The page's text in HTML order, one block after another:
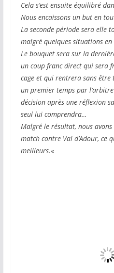
Cela s’est ensuite équilibré
Nous encaissons un but en
La seconde période sera elle
malgré quelques situations en
Le bouquet sera sur la
un coup franc direct qui sera
cage et qui rentrera sans être
un premier temps par
décision après une réflexion
seul lui comprendra…
Malgré le résultat, nous
match contre Val d’Adour, ce
meilleurs.«